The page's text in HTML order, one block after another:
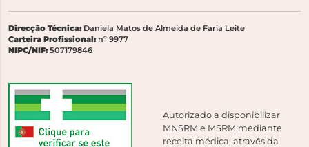
Direcção Técnica: Daniela Matos de Almeida de Faria Leite
Carteira Profissional: nº 9977
NIPC/NIF: 507179846
Autorizado a disponibilizar
MNSRM e MSRM mediante
receita médica, através da